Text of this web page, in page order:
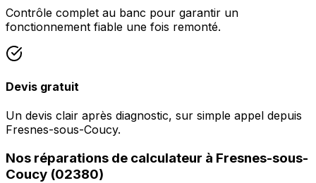
Contrôle complet au banc pour garantir un
fonctionnement fiable une fois remonté.
Devis gratuit
Un devis clair après diagnostic, sur simple appel depuis
Fresnes-sous-Coucy.
Nos réparations de calculateur à Fresnes-sous-
Coucy (02380)